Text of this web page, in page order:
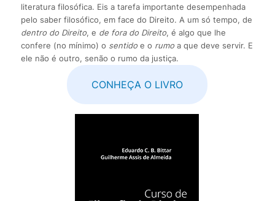
literatura filosófica. Eis a tarefa importante desempenhada
pelo saber filosófico, em face do Direito. A um só tempo, de
dentro do Direito, e de fora do Direito, é algo que lhe
confere (no mínimo) o sentido e o rumo a que deve servir. E
ele não é outro, senão o rumo da justiça.
CONHEÇA O LIVRO